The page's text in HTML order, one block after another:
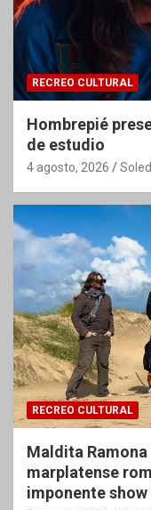
RECREO CULTURAL
Hombrepié
de estudio
4 agosto, 2026
RECREO CULTURAL
Maldita
marplatense
imponente show